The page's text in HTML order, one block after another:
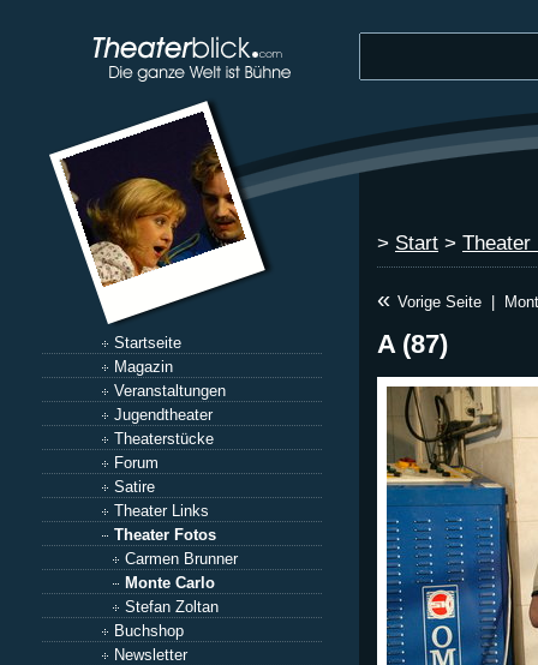
Startseite
Magazin
Veranstaltungen
Jugendtheater
Theaterstücke
Forum
Satire
Theater Links
Theater Fotos
Carmen Brunner
Monte Carlo
Stefan Zoltan
Buchshop
Newsletter
> Start > Theater
« Vorige Seite
A (87)